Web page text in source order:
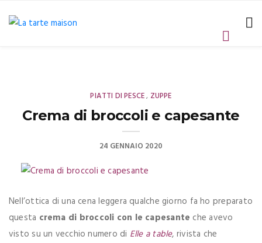
PIATTI DI PESCE, ZUPPE
Crema di broccoli e capesante
24 GENNAIO 2020
Nell’ottica di una cena leggera qualche giorno fa ho preparato
questa crema di broccoli con le capesante che avevo
visto su un vecchio numero di Elle a table, rivista che